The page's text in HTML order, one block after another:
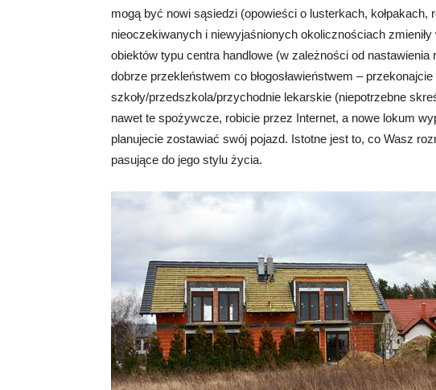
mogą być nowi sąsiedzi (opowieści o lusterkach,
nieoczekiwanych i niewyjaśnionych okolicznościach zmieniły
obiektów typu centra handlowe (w zależności od
dobrze przekleństwem co błogosławieństwem –
szkoły/przedszkola/przychodnie lekarskie (niepotrzebne
nawet te spożywcze, robicie przez Internet, a nowe lokum
planujecie zostawiać swój pojazd. Istotne jest to, co Wasz
pasujące do jego stylu życia.